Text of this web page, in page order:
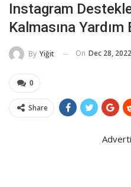
Instagram
Kalmasına Yardım
By Yiğit On Dec 28, 2022
0
Share